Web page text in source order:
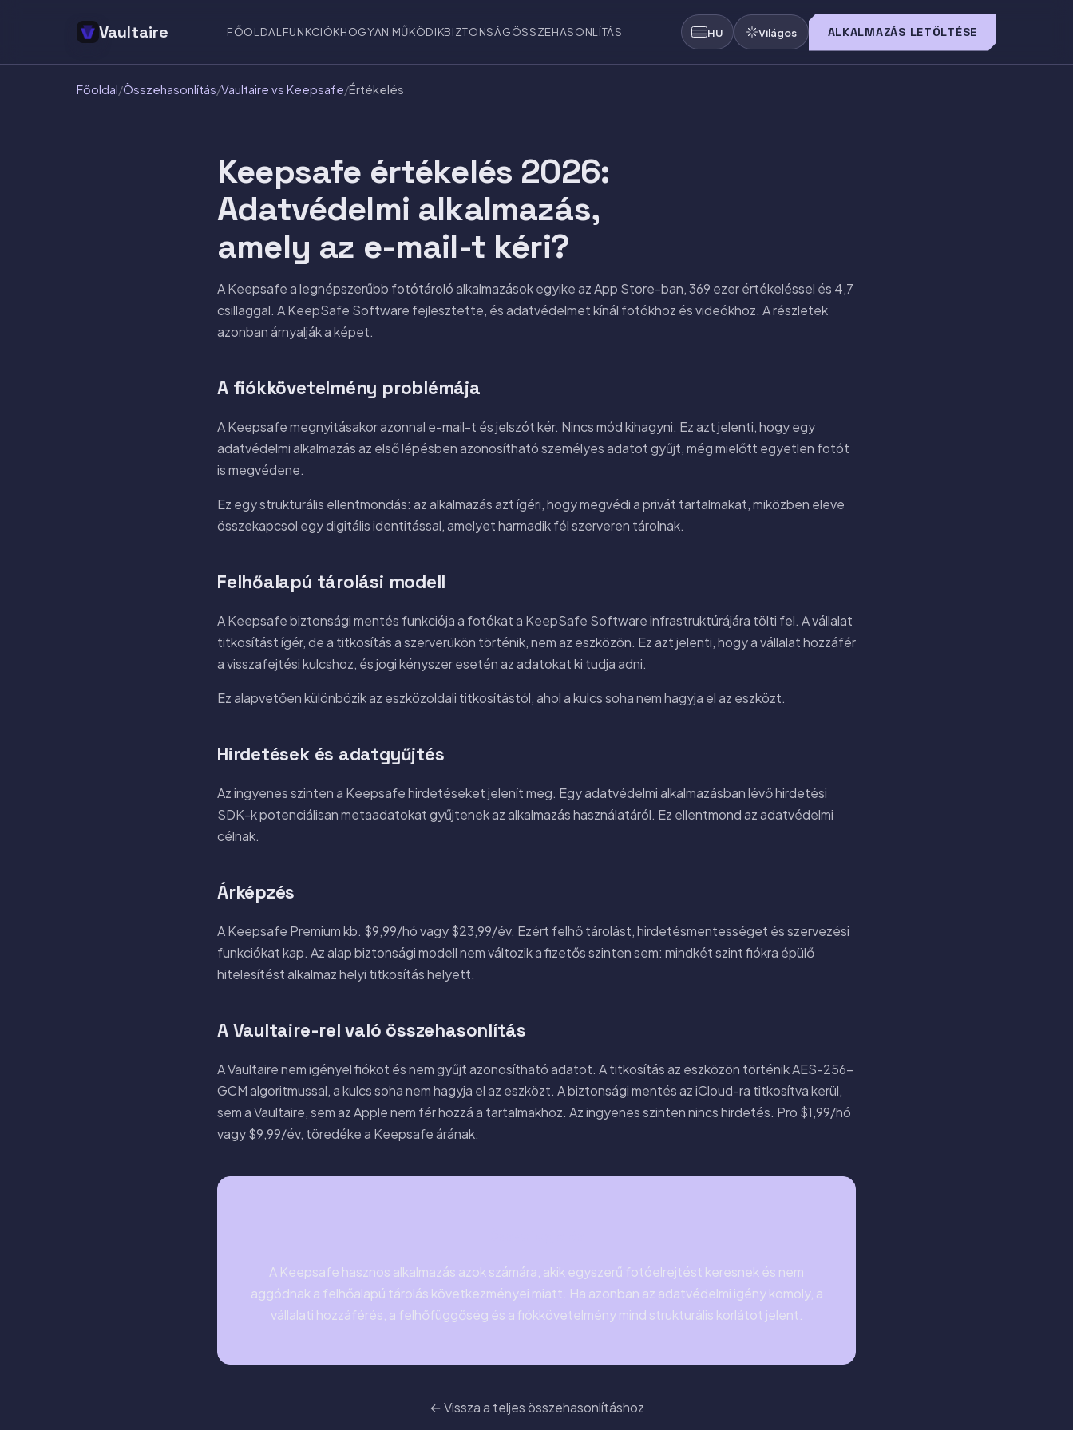
Vaultaire FŐOLDAL FUNKCIÓKHOGYAN MŰKÖDIKBIZTONSÁGÖSSZEHASONLÍTÁS HU Világos ALKALMAZÁS LETÖLTÉSE
Főoldal/Összehasonlítás/Vaultaire vs Keepsafe/Értékelés
Keepsafe értékelés 2026:
Adatvédelmi alkalmazás,
amely az e-mail-t kéri?
A Keepsafe a legnépszerűbb fotótároló alkalmazások egyike az App Store-ban, 369 ezer értékeléssel és 4,7
csillaggal. A KeepSafe Software fejlesztette, és adatvédelmet kínál fotókhoz és videókhoz. A részletek
azonban árnyalják a képet.
A fiókkövetelmény problémája
A Keepsafe megnyitásakor azonnal e-mail-t és jelszót kér. Nincs mód kihagyni. Ez azt jelenti, hogy egy
adatvédelmi alkalmazás az első lépésben azonosítható személyes adatot gyűjt, még mielőtt egyetlen fotót
is megvédene.
Ez egy strukturális ellentmondás: az alkalmazás azt ígéri, hogy megvédi a privát tartalmakat, miközben eleve
összekapcsol egy digitális identitással, amelyet harmadik fél szerveren tárolnak.
Felhőalapú tárolási modell
A Keepsafe biztonsági mentés funkciója a fotókat a KeepSafe Software infrastruktúrájára tölti fel. A vállalat
titkosítást ígér, de a titkosítás a szerverükön történik, nem az eszközön. Ez azt jelenti, hogy a vállalat hozzáfér
a visszafejtési kulcshoz, és jogi kényszer esetén az adatokat ki tudja adni.
Ez alapvetően különbözik az eszközoldali titkosítástól, ahol a kulcs soha nem hagyja el az eszközt.
Hirdetések és adatgyűjtés
Az ingyenes szinten a Keepsafe hirdetéseket jelenít meg. Egy adatvédelmi alkalmazásban lévő hirdetési
SDK-k potenciálisan metaadatokat gyűjtenek az alkalmazás használatáról. Ez ellentmond az adatvédelmi
célnak.
Árképzés
A Keepsafe Premium kb. $9,99/hó vagy $23,99/év. Ezért felhő tárolást, hirdetésmentességet és szervezési
funkciókat kap. Az alap biztonsági modell nem változik a fizetős szinten sem: mindkét szint fiókra épülő
hitelesítést alkalmaz helyi titkosítás helyett.
A Vaultaire-rel való összehasonlítás
A Vaultaire nem igényel fiókot és nem gyűjt azonosítható adatot. A titkosítás az eszközön történik AES-256-
GCM algoritmussal, a kulcs soha nem hagyja el az eszközt. A biztonsági mentés az iCloud-ra titkosítva kerül,
sem a Vaultaire, sem az Apple nem fér hozzá a tartalmakhoz. Az ingyenes szinten nincs hirdetés. Pro $1,99/hó
vagy $9,99/év, töredéke a Keepsafe árának.
A Keepsafe hasznos alkalmazás azok számára, akik egyszerű fotóelrejtést keresnek és nem
aggódnak a felhőalapú tárolás következményei miatt. Ha azonban az adatvédelmi igény komoly, a
vállalati hozzáférés, a felhőfüggőség és a fiókkövetelmény mind strukturális korlátot jelent.
← Vissza a teljes összehasonlításhoz